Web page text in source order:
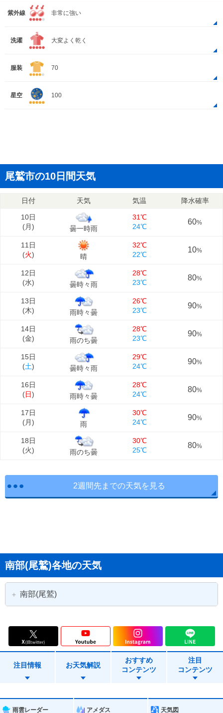
紫外線 非常に強い
洗濯 大変よく乾く
服装 70
星空 100
尾鷲市の10日間天気
日付 天気 気温 降水確率
10日
(月) 曇一時雨
31℃
24℃
60%
11日
(火) 晴
32℃
22℃
10%
12日
(水) 曇時々雨
28℃
23℃
80%
13日
(木) 雨時々曇
26℃
23℃
90%
14日
(金) 雨のち曇
28℃
23℃
90%
15日
(土) 曇時々雨
29℃
24℃
90%
16日
(日) 雨時々曇
28℃
24℃
80%
17日
(月) 雨
30℃
24℃
90%
18日
(火) 雨のち曇
30℃
25℃
80%
2週間先までの天気を見る
南部(尾鷲)各地の天気
南部(尾鷲)
鳥羽市 熊野市
志摩市 大台町
大紀町
注目情報 お天気解説
おすすめ
コンテンツ
注目
コンテンツ
雨雲レーダー アメダス 天気図